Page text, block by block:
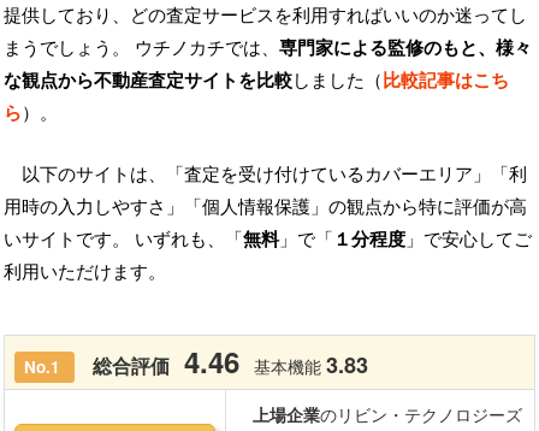
提供しており、どの査定サービスを利用すればいいのか迷ってし
まうでしょう。 ウチノカチでは、 専門家による監修のもと、様々
な観点から不動産査定サイトを比較しました（比較記事はこち
ら）。
以下のサイトは、「査定を受け付けているカバーエリア」「利
用時の入力しやすさ」「個人情報保護」の観点から特に評価が高
いサイトです。 いずれも、「無料」で「 １分程度 」で安心してご
利用いただけます。